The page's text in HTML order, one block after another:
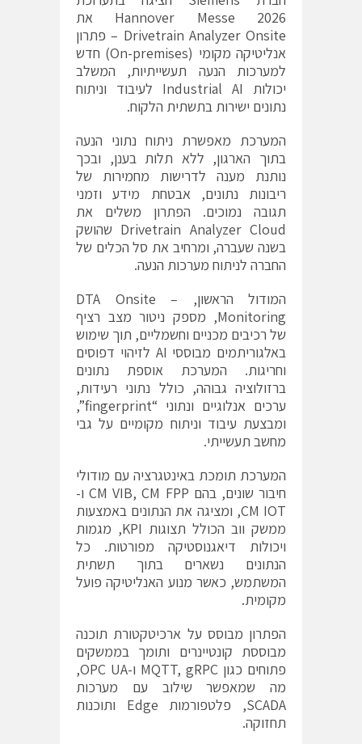
Hannover Messe 2026 את
Drivetrain Analyzer Onsite – פתרון
אנליטיקה מקומי (On-premises) חדש
למערכות הנעה תעשייתיות, המשלב
יכולות Industrial AI לעיבוד וניתוח
נתונים ישירות בתשתית הלקוח.
המערכת מאפשרת ניתוח נתוני הנעה
בתוך הארגון, ללא תלות בענן, ובכך
נותנת מענה לדרישות מחמירות של
ריבונות נתונים, אבטחת מידע וזמני
תגובה נמוכים. הפתרון משלים את
Drivetrain Analyzer Cloud שהושק
בשנה שעברה, ומרחיב את סל הכלים של
החברה לניתוח מערכות הנעה.
המודול הראשון, DTA Onsite –
Monitoring, מספק ניטור מצב רציף
של רכיבים מכניים וחשמליים, תוך שימוש
באלגוריתמים מבוססי AI לזיהוי דפוסים
וחריגות. המערכת אוספת נתונים
ברזולוציה גבוהה, כולל נתוני רעידות,
ערכים אנלוגיים ונתוני “fingerprint”,
ומבצעת עיבוד וניתוח מקומיים על גבי
מחשב תעשייתי.
המערכת תומכת באינטגרציה עם מודולי
חיבור שונים, בהם CM VIB, CM FPP ו-
CM IOT, ומציגה את הנתונים באמצעות
ממשק ווב הכולל תצוגות KPI, מגמות
ויכולות דיאגנוסטיקה מפורטות. כל
הנתונים נשארים בתוך תשתית
המשתמש, כאשר מנוע האנליטיקה פועל
מקומית.
הפתרון מבוסס על ארכיטקטורת תוכנה
מבוססת קונטיינרים ותומך בממשקים
פתוחים כגון MQTT, gRPC ו-OPC UA,
מה שמאפשר שילוב עם מערכות
SCADA, פלטפורמות Edge ותוכנות
תחזוקה.